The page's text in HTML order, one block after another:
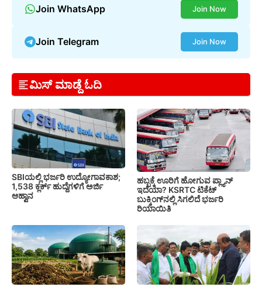
Join WhatsApp Join Now
Join Telegram Join Now
ಮಿಸ್ ಮಾಡ್ದೆ ಓದಿ
SBIಯಲ್ಲಿ ಭರ್ಜರಿ ಉದ್ಯೋಗಾವಕಾಶ;
1,538 ಕ್ಲರ್ಕ್ ಹುದ್ದೆಗಳಿಗೆ ಅರ್ಜಿ
ಆಹ್ವಾನ
ಹಬ್ಬಕ್ಕೆ ಊರಿಗೆ ಹೋಗುವ ಪ್ಲ್ಯಾನ್
ಇದೆಯಾ? KSRTC ಟಿಕೆಟ್
ಬುಕ್ಕಿಂಗ್‌ನಲ್ಲಿ ಸಿಗಲಿದೆ ಭರ್ಜರಿ
ರಿಯಾಯಿತಿ